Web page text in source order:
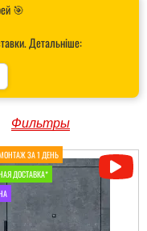
🎯
Детальніше:
Фильтры